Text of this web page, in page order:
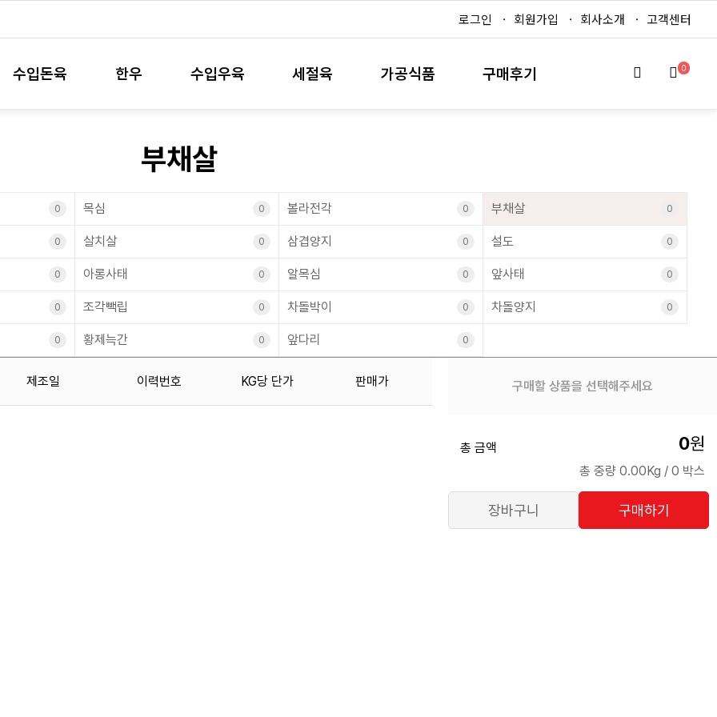
로그인 회원가입 회사소개 고객센터
수입돈육 한우 수입우육 세절육 가공식품 구매후기 0
부채살
0 목심 0 볼라전각 0 부채살 0
0 살치살 0 삼겹양지 0 설도 0
0 아롱사태 0 알목심 0 앞사태 0
0 조각빽립 0 차돌박이 0 차돌양지 0
0 황제늑간 0 앞다리 0
제조일 이력번호 KG당 단가 판매가 구매할 상품을 선택해주세요
총 금액 0원
총 중량 0.00Kg / 0 박스
장바구니 구매하기